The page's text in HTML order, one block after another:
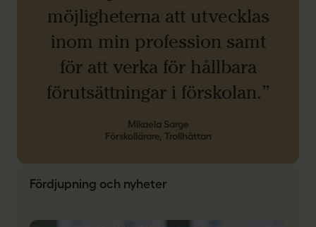
möjligheterna att utvecklas
inom min profession samt
för att verka för hållbara
förutsättningar i förskolan.”
Mikaela Sarge
Förskollärare, Trollhättan
Fördjupning och nyheter